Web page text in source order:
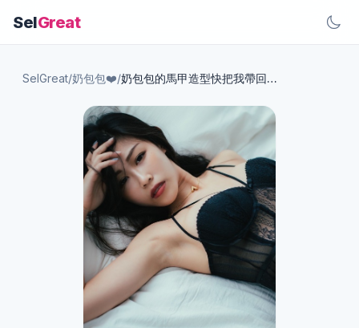
SelGreat
SelGreat/奶包包❤️/ 奶包包的馬甲造型快把我帶回家品嚐好嗎💗